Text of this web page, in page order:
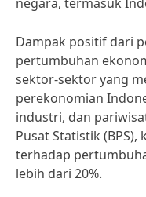
Dampak positif dari
pertumbuhan
sektor-sektor yang
perekonomian
industri, dan
Pusat Statistik
terhadap
lebih dari 20%.